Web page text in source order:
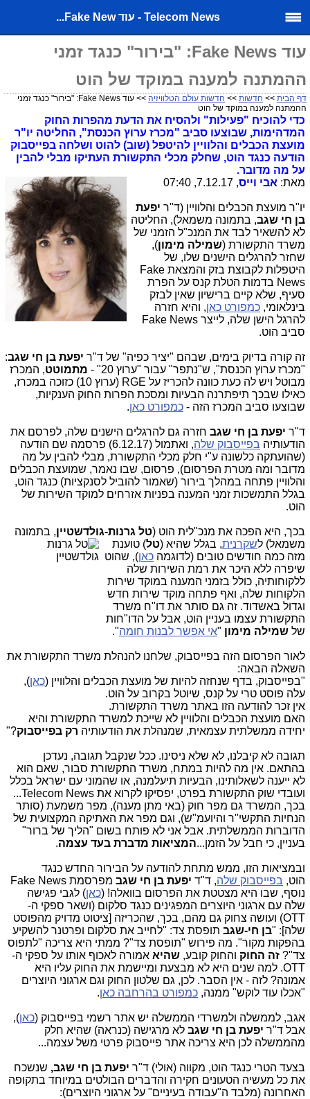
Telecom News - עוד Fake New...
עוד Fake News: "בירור" כנגד זמני
ההמתנה למענה במוקד של הוט
דף הבית >> חדשות >> חדשות עולם הטלוויזיה
>> עוד Fake News: "בירור" כנגד זמני
ההמתנה למענה במוקד של הוט
כדי להוכיח "פעילות" ולהסיח את הדעת מהפרות החוק
המדהימות, שבוצעו סביב "מכרז ערוץ הכנסת", החליטה יו"ר
מועצת הכבלים והלוויין להיטפל (שוב) להוט ושלחה בפייסבוק
הודעה כנגד הוט, שחלק מכלי התקשורת העתיקו מבלי להבין
על מה מדובר.
מאת: אבי וייס, 7.12.17, 07:40
יו"ר מועצת הכבלים והלוויין (ד"ר יפעת
בן חי שגב, בתמונה משמאל), החליטה
לא להשאיר לבד את המנכ"ל הזמני של
משרד התקשורת (שמילה מימון),
שחזר להרגלים הישנים שלו, של
היטפלות לקבוצת בזק והמצאת Fake
News בדמות הטלת קנס על הפרת
סעיף, שלא קיים ברישיון שאין לבזק
בינלאומי, כמפורט כאן, והיא חזרה
להרגל הישן שלה, לייצר Fake News
סביב הוט.
זה קורה בדיוק בימים, שבהם "יציר כפיה" של ד"ר יפעת בן חי שגב:
"מכרז ערוץ הכנסת", ש"נתפר" עבור "ערוץ 20" -
מתמוטט, המכרז
מבוטל ויש לה כעת כוונה להכריז על RGE (ערוץ 10) כזוכה במכרז,
כאילו שבכך תיפתרנה הבעיות ומסכת הפרות החוק הענקיות,
שבוצעו סביב המכרז הזה - כמפורט כאן.
ד"ר יפעת בן חי שגב חזרה גם להרגלים הישנים שלה, לפרסם את
הודעותיה בפייסבוק שלה
, ואתמול (6.12.17) פרסמה שם הודעה
(שהועתקה כלשונה ע"י חלק מכלי התקשורת, מבלי להבין על מה
מדובר ומה מטרת הפרסום), פרסום, שבו נאמר, שמועצת הכבלים
והלוויין פתחה במהלך בירור (שאמור להוביל לסנקציות) כנגד הוט,
בגלל התמשכות זמני המענה בפניות אזרחים למוקד השירות של
הוט.
בכך, היא הפכה את מנכ"לית הוט (טל גרנות-גולדשטיין, בתמונה
משמאל) לשקרנית, בגלל שהיא (טל) טוענת
מזה כמה חודשים טובים (לדוגמה כאן), שהוט
שיפרה ללא היכר את רמת השירות שלה
ללקוחותיה, כולל בזמני המענה במוקד שירות
הלקוחות שלה, ואף פתחה מוקד שירות חדש
וגדול באשדוד. זה גם סותר את דו"ח משרד
התקשורת עצמו בעניין הוט, אבל על הדו"חות
של שמילה מימון "אי אפשר לבנות חומה".
לאור הפרסום הזה בפייסבוק, שלחנו להנהלת משרד התקשורת את
השאלה הבאה:
"בפייסבוק, בדף שנחזה להיות של מועצת הכבלים והלוויין (כאן),
עלה פוסט טרי על קנס, שיוטל בקרוב על הוט.
אין זכר להודעה הזו באתר משרד התקשורת.
האם מועצת הכבלים והלוויין לא שייכת למשרד התקשורת והיא
יחידה ממשלתית עצמאית, שמנהלת את הודעותיה רק בפייסבוק?"
תגובה לא קיבלנו, לא שלא ניסינו. ככל שנקבל תגובה, נעדכן
בהתאם. אין מה להיות במתח, משרד התקשורת סבור, שאם הוא
לא ייענה לשאלותינו, הבעיות תיעלמנה, או שהמוני עם ישראל בכלל
ועובדי שוק התקשורת בפרט, יפסיקו לקרוא את Telecom News...
בכך, המשרד גם מפר חוק (באי מתן מענה), מפר משמעת (סותר
הנחיות התקשי"ר והיועמ"ש), וגם מפר את האתיקה המקצועית של
הדוברות הממשלתית. אבל אני לא פותח בשום "הליך של ברור"
בעניין, כי חבל על הזמן...המציאות מדברת בעד עצמה.
ובמציאות הזו, ממש מתחת להודעה על הבירור החדש כנגד
הוט, בפייסבוק שלה, ד"ד יפעת בן חי שגב
מפרסמת Fake News
נוסף, שבו היא מצטטת את הפרסום בוואלה! (כאן) לגבי פגישה
שלה עם ארגוני היוצרים המפגינים כנגד סלקום (ושאר ספקי ה-
OTT) ועושה צחוק גם מהם, בכך, שהכריזה [ציטוט מדויק מהפוסט
שלה]: "בן חי-שגב תופסת צד: "לחייב את סלקום ופרטנר להשקיע
בהפקות מקור". מה פירוש "תופסת צד"? ממתי היא צריכה "לתפוס
צד"? זה החוק והחוק קובע, שהיא אמורה לאכוף אותו על ספקי ה-
OTT. למה שנים היא לא מבצעת ומיישמת את החוק עליו היא
אמונה? לזה - אין הסבר. לכן, גם שלטון החוק וגם ארגוני היוצרים
"אכלו עוד לוקש" ממנה, כמפורט בהרחבה כאן.
אגב, לממשלה ולמשרדי הממשלה יש אתר רשמי בפייסבוק (כאן),
אבל ד"ר יפעת בן חי שגב לא מרגישה (כנראה) שהיא חלק
מהממשלה לכן היא צריכה אתר פייסבוק פרטי משל עצמה...
בצעד הטרי כנגד הוט, מקווה (אולי) ד"ר יפעת בן חי שגב, שנשכח
את כל מעשיה הטעונים חקירה והדברים הבולטים במיוחד בתקופה
האחרונה (מלבד ה"עבודה בעיניים" על ארגוני היוצרים):